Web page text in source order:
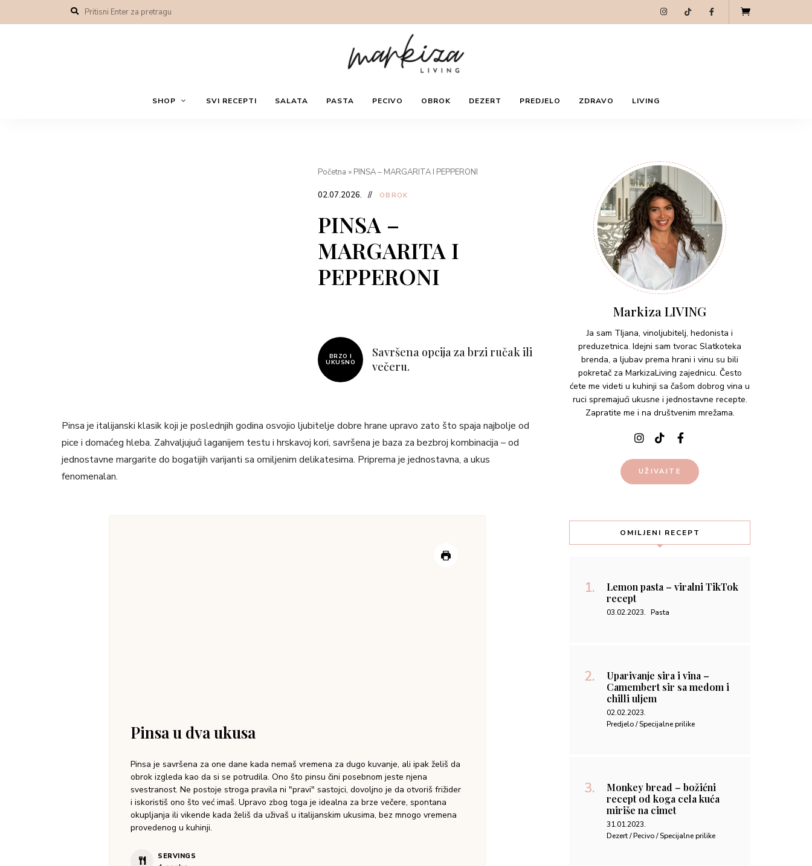
Markiza
hrane,
vina
SHOP SVI RECEPTI SALATA PASTA PECIVO OBROK DEZERT PREDJELO ZDRAVO LIVING
Početna » PINSA – MARGARITA I PEPPERONI
02.07.2026. OBROK
PINSA –
MARGARITA I
PEPPERONI
BRZO I
UKUSNO
Savršena opcija za brzi ručak ili
večeru.
Pinsa je italijanski klasik koji je poslednjih godina osvojio ljubitelje dobre hrane upravo zato što spaja najbolje od
pice i domaćeg hleba. Zahvaljujući laganijem testu i hrskavoj kori, savršena je baza za bezbroj kombinacija – od
jednostavne margarite do bogatijih varijanti sa omiljenim delikatesima. Priprema je jednostavna, a ukus
fenomenalan.
Pinsa u dva ukusa
Pinsa je savršena za one dane kada nemaš vremena za dugo kuvanje, ali ipak želiš da
obrok izgleda kao da si se potrudila. Ono što pinsu čini posebnom jeste njena
svestranost. Ne postoje stroga pravila ni "pravi" sastojci, dovoljno je da otvoriš frižider
i iskoristiš ono što već imaš. Upravo zbog toga je idealna za brze večere, spontana
okupljanja ili vikende kada želiš da uživaš u italijanskim ukusima, bez mnogo vremena
provedenog u kuhinji.
SERVINGS
Markiza LIVING
Ja sam TIjana, vinoljubitelj, hedonista i
preduzetnica. Idejni sam tvorac Slatkoteka
brenda, a ljubav prema hrani i vinu su bili
pokretač za MarkizaLiving zajednicu. Često
ćete me videti u kuhinji sa čašom dobrog vina u
ruci spremajući ukusne i jednostavne recepte.
Zapratite me i na društvenim mrežama.
UŽIVAJTE
OMILJENI RECEPT
Lemon pasta – viralni TikTok
recept
03.02.2023. Pasta
Uparivanje sira i vina –
Camembert sir sa medom i
chilli uljem
02.02.2023.
Predjelo / Specijalne prilike
Monkey bread – božićni
recept od koga cela kuća
miriše na cimet
31.01.2023.
Dezert / Pecivo / Specijalne prilike